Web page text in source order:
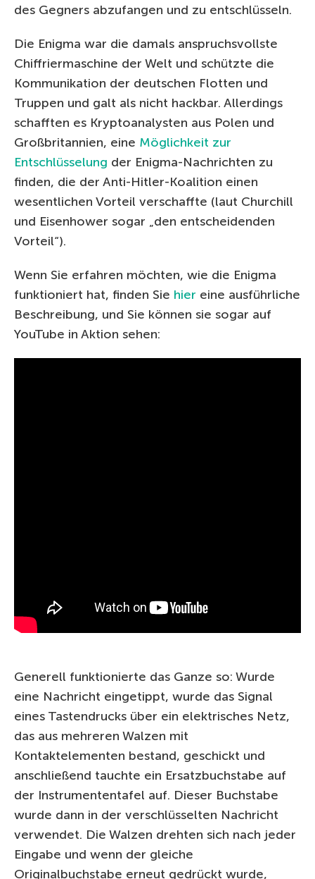
des Gegners abzufangen und zu entschlüsseln.
Die Enigma war die damals anspruchsvollste
Chiffriermaschine der Welt und schützte die
Kommunikation der deutschen Flotten und
Truppen und galt als nicht hackbar. Allerdings
schafften es Kryptoanalysten aus Polen und
Großbritannien, eine Möglichkeit zur
Entschlüsselung der Enigma-Nachrichten zu
finden, die der Anti-Hitler-Koalition einen
wesentlichen Vorteil verschaffte (laut Churchill
und Eisenhower sogar „den entscheidenden
Vorteil“).
Wenn Sie erfahren möchten, wie die Enigma
funktioniert hat, finden Sie hier eine ausführliche
Beschreibung, und Sie können sie sogar auf
YouTube in Aktion sehen:
Generell funktionierte das Ganze so: Wurde
eine Nachricht eingetippt, wurde das Signal
eines Tastendrucks über ein elektrisches Netz,
das aus mehreren Walzen mit
Kontaktelementen bestand, geschickt und
anschließend tauchte ein Ersatzbuchstabe auf
der Instrumententafel auf. Dieser Buchstabe
wurde dann in der verschlüsselten Nachricht
verwendet. Die Walzen drehten sich nach jeder
Eingabe und wenn der gleiche
Originalbuchstabe erneut gedrückt wurde,